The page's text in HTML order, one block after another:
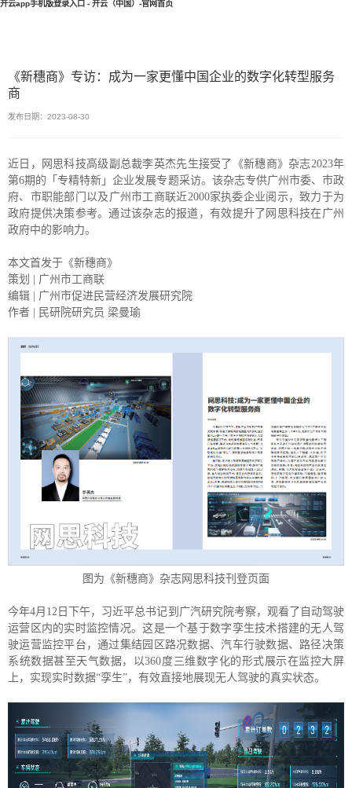
开云app手机版登录入口 - 开云（中国）-官网首页
《新穗商》专访：成为一家更懂中国企业的数字化转型服务
商
发布日期：2023-08-30
近日，网思科技高级副总裁李英杰先生接受了《新穗商》杂志2023年
第6期的「专精特新」企业发展专题采访。该杂志专供广州市委、市政
府、市职能部门以及广州市工商联近2000家执委企业阅示，致力于为
政府提供决策参考。通过该杂志的报道，有效提升了网思科技在广州
政府中的影响力。
本文首发于《新穗商》
策划 | 广州市工商联
编辑 | 广州市促进民营经济发展研究院
作者 | 民研院研究员 梁曼瑜
图为《新穗商》杂志网思科技刊登页面
今年4月12日下午，习近平总书记到广汽研究院考察，观看了自动驾驶
运营区内的实时监控情况。这是一个基于数字孪生技术搭建的无人驾
驶运营监控平台，通过集结园区路况数据、汽车行驶数据、路径决策
系统数据甚至天气数据，以360度三维数字化的形式展示在监控大屏
上，实现实时数据“孪生”，有效直接地展现无人驾驶的真实状态。